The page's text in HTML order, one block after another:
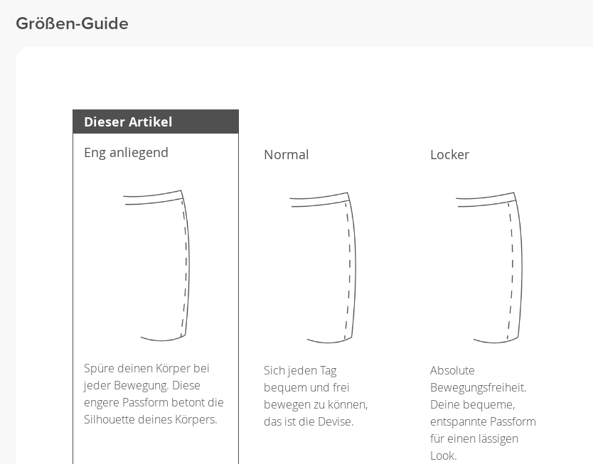
Größen-Guide
Dieser Artikel
Eng anliegend
Spüre deinen Körper bei
jeder Bewegung. Diese
engere Passform betont die
Silhouette deines Körpers.
Normal
Sich jeden Tag
bequem und frei
bewegen zu können,
das ist die Devise.
Locker
Absolute
Bewegungsfreiheit.
Deine bequeme,
entspannte Passform
für einen lässigen
Look.